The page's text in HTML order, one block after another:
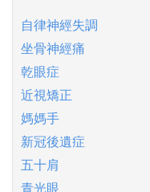
自律神經失調
坐骨神經痛
乾眼症
近視矯正
媽媽手
新冠後遺症
五十肩
青光眼